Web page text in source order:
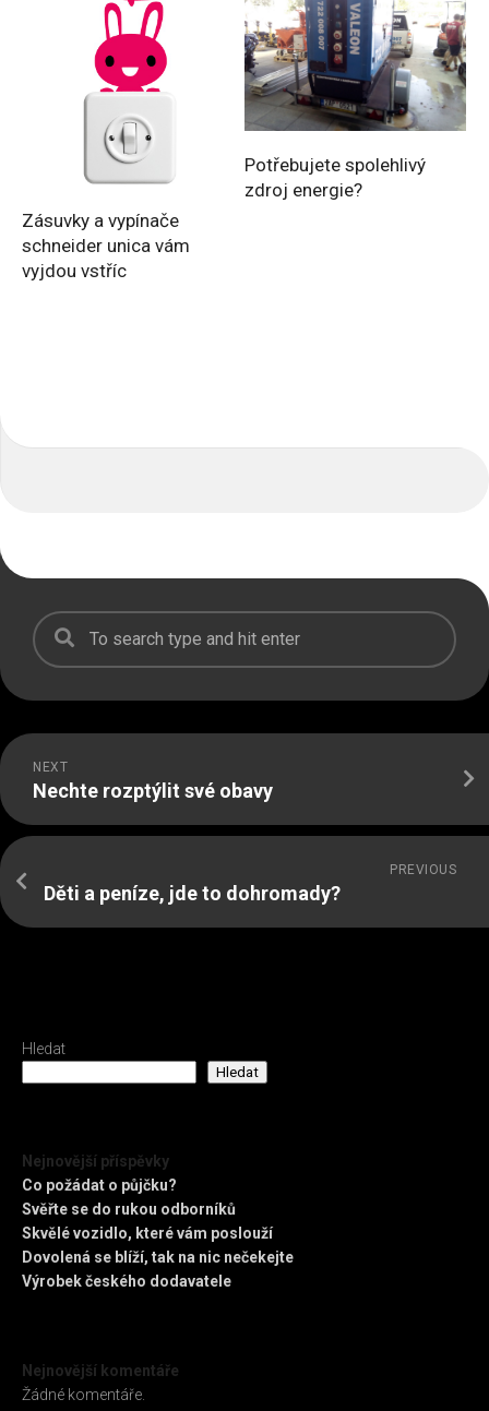
Zásuvky a vypínače
schneider unica vám
vyjdou vstříc
Potřebujete spolehlivý
zdroj energie?
NEXT
Nechte rozptýlit své obavy
PREVIOUS
Děti a peníze, jde to dohromady?
Hledat
Hledat
Nejnovější příspěvky
Co požádat o půjčku?
Svěřte se do rukou odborníků
Skvělé vozidlo, které vám poslouží
Dovolená se blíží, tak na nic nečekejte
Výrobek českého dodavatele
Nejnovější komentáře
Žádné komentáře.